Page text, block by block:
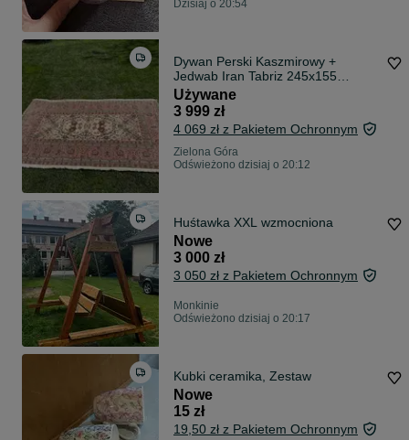
Dzisiaj o 20:54
Dywan Perski Kaszmirowy +
Jedwab Iran Tabriz 245x155
NAJTANIEJ W POLSCE
Używane
3 999 zł
4 069 zł z Pakietem Ochronnym
Zielona Góra
Odświeżono dzisiaj o 20:12
Huśtawka XXL wzmocniona
Nowe
3 000 zł
3 050 zł z Pakietem Ochronnym
Monkinie
Odświeżono dzisiaj o 20:17
Kubki ceramika, Zestaw
Nowe
15 zł
19,50 zł z Pakietem Ochronnym